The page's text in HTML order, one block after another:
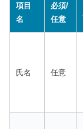
項目
名
必須/
任意
氏名 任意